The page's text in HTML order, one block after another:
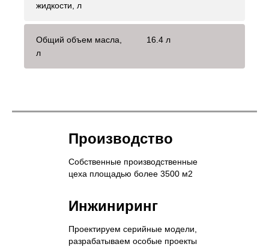
жидкости, л
Общий объем масла,
л
16.4 л
Производство
Собственные производственные
цеха площадью более 3500 м2
Инжиниринг
Проектируем серийные модели,
разрабатываем особые проекты